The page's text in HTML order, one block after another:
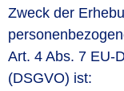
Zweck der
Art. 4 Abs. 7 EU-
(DSGVO) ist: